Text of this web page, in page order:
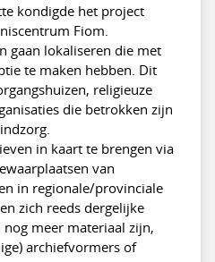
kondigde het project
Fiom.
gaan lokaliseren die met
te maken hebben. Dit
religieuze
die betrokken zijn
in kaart te brengen via
van
in regionale/provinciale
zich reeds dergelijke
meer materiaal zijn,
archiefvormers of